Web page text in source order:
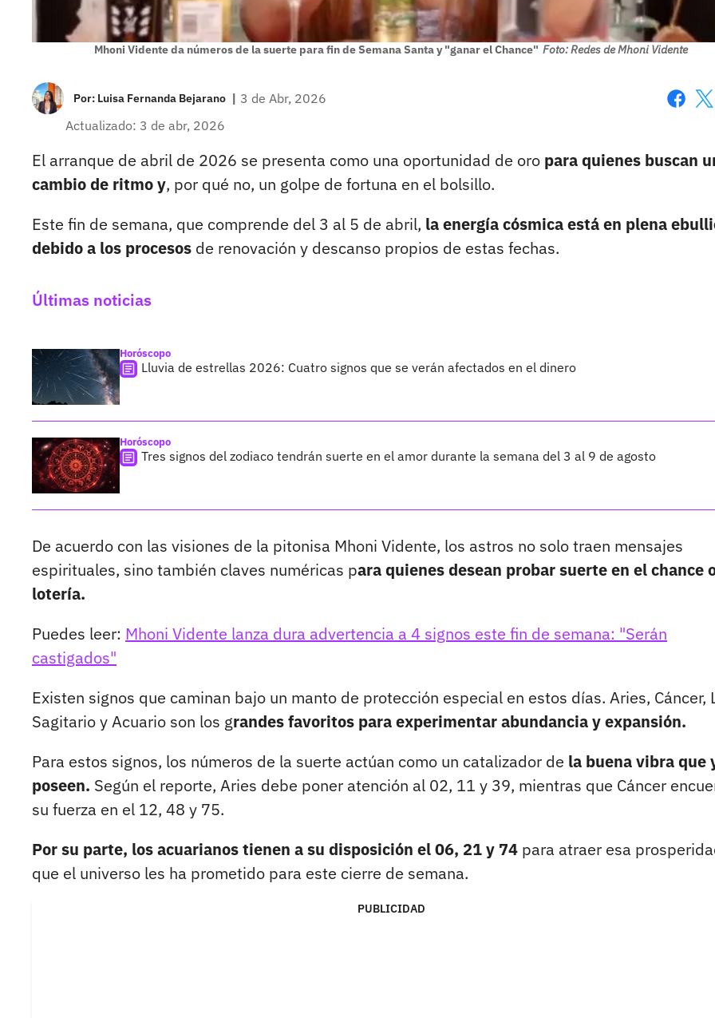
Mhoni Vidente da números de la suerte para fin de Semana Santa y "ganar el Chance" Foto: Redes de Mhoni Vidente
Por: Luisa Fernanda Bejarano | 3 de Abr, 2026
Actualizado: 3 de abr, 2026
El arranque de abril de 2026 se presenta como una oportunidad de oro para quienes buscan
cambio de ritmo y, por qué no, un golpe de fortuna en el bolsillo.
Este fin de semana, que comprende del 3 al 5 de abril, la energía cósmica está en plena
debido a los procesos de renovación y descanso propios de estas fechas.
Últimas noticias
Horóscopo
Lluvia de estrellas 2026: Cuatro signos que se verán afectados en el dinero
Horóscopo
Tres signos del zodiaco tendrán suerte en el amor durante la semana del 3 al 9 de agosto
De acuerdo con las visiones de la pitonisa Mhoni Vidente, los astros no solo traen mensajes
espirituales, sino también claves numéricas para quienes desean probar suerte en el chance
lotería.
Puedes leer: Mhoni Vidente lanza dura advertencia a 4 signos este fin de semana: "Serán
castigados"
Existen signos que caminan bajo un manto de protección especial en estos días. Aries, Cáncer,
Sagitario y Acuario son los grandes favoritos para experimentar abundancia y expansión.
Para estos signos, los números de la suerte actúan como un catalizador de la buena vibra que
poseen. Según el reporte, Aries debe poner atención al 02, 11 y 39, mientras que Cáncer
su fuerza en el 12, 48 y 75.
Por su parte, los acuarianos tienen a su disposición el 06, 21 y 74 para atraer esa
que el universo les ha prometido para este cierre de semana.
PUBLICIDAD